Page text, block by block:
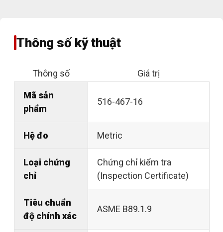
Thông số kỹ thuật
Thông số Giá trị
Mã sản
phẩm
516-467-16
Hệ đo Metric
Loại chứng
chỉ
Chứng chỉ kiểm tra
(Inspection Certificate)
Tiêu chuẩn
độ chính xác
ASME B89.1.9